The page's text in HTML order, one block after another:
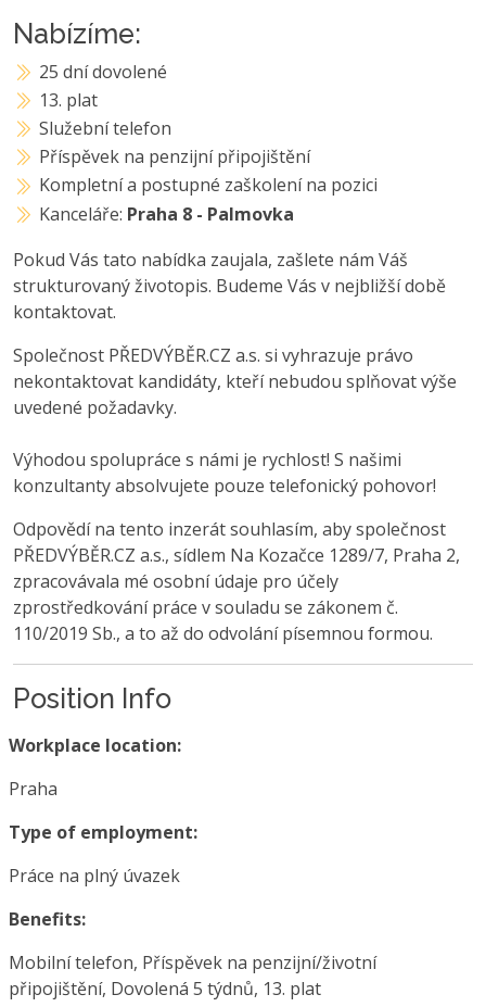
Nabízíme:
25 dní dovolené
13. plat
Služební telefon
Příspěvek na penzijní připojištění
Kompletní a postupné zaškolení na pozici
Kanceláře: Praha 8 - Palmovka
Pokud Vás tato nabídka zaujala, zašlete nám Váš
strukturovaný životopis. Budeme Vás v nejbližší době
kontaktovat.
Společnost PŘEDVÝBĚR.CZ a.s. si vyhrazuje právo
nekontaktovat kandidáty, kteří nebudou splňovat výše
uvedené požadavky.
Výhodou spolupráce s námi je rychlost! S našimi
konzultanty absolvujete pouze telefonický pohovor!
Odpovědí na tento inzerát souhlasím, aby společnost
PŘEDVÝBĚR.CZ a.s., sídlem Na Kozačce 1289/7, Praha 2,
zpracovávala mé osobní údaje pro účely
zprostředkování práce v souladu se zákonem č.
110/2019 Sb., a to až do odvolání písemnou formou.
Position Info
Workplace location:
Praha
Type of employment:
Práce na plný úvazek
Benefits:
Mobilní telefon, Příspěvek na penzijní/životní
připojištění, Dovolená 5 týdnů, 13. plat